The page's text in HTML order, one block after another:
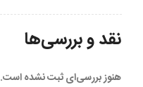
نقد و بررسی‌ها
هنوز بررسی‌ای ثبت نشده است.